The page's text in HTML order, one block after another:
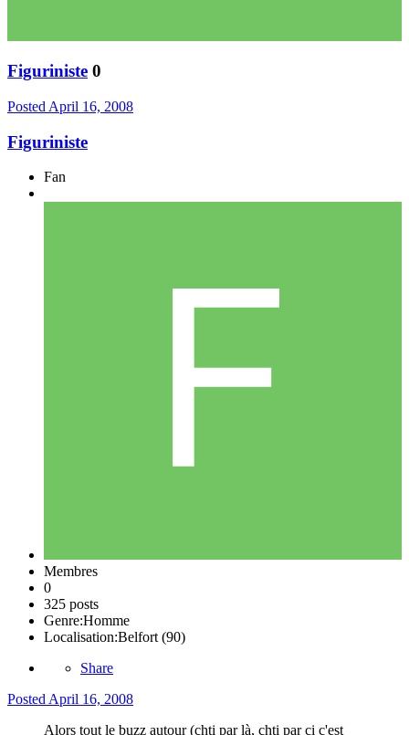
Figuriniste 0
Posted April 16, 2008
Figuriniste
Fan
Membres
0
325 posts
Genre:Homme
Localisation:Belfort (90)
Share
PostedApril 16, 2008
Alors tout le buzz autour (chti par là, chti par ci c'est